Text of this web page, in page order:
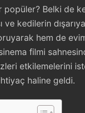
Belki de
kedilerin
hem de
filmi
etkilemelerini
haline geldi.